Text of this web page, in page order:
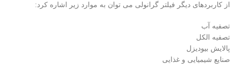
از کاربردهای دیگر فیلتر گرانولی می توان به موارد زیر اشاره کرد:
تصفیه آب
تصفیه الکل
پالایش بیودیزل
صنایع شیمیایی و غذایی